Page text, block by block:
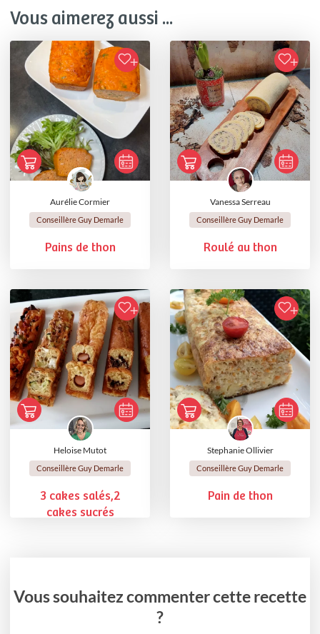
Vous aimerez aussi ...
Aurélie Cormier
Conseillère Guy Demarle
Pains de thon
Vanessa Serreau
Conseillère Guy Demarle
Roulé au thon
Heloise Mutot
Conseillère Guy Demarle
3 cakes salés,2
cakes sucrés
Stephanie Ollivier
Conseillère Guy Demarle
Pain de thon
Vous souhaitez commenter cette recette
?